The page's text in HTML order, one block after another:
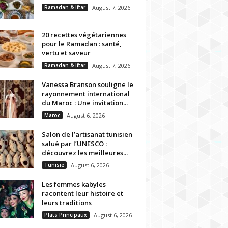
Ramadan & Iftar August 7, 2026
20 recettes végétariennes
pour le Ramadan : santé,
vertu et saveur
Ramadan & Iftar August 7, 2026
Vanessa Branson souligne le
rayonnement international
du Maroc : Une invitation...
Maroc August 6, 2026
Salon de l’artisanat tunisien
salué par l’UNESCO :
découvrez les meilleures...
Tunisie August 6, 2026
Les femmes kabyles
racontent leur histoire et
leurs traditions
Plats Principaux August 6, 2026